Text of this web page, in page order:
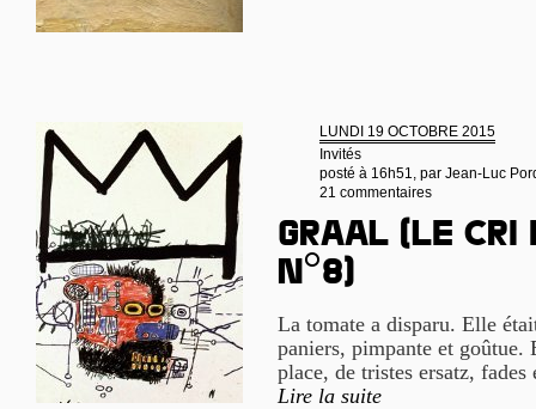
LUNDI 19 OCTOBRE 2015
Invités
posté à 16h51, par Jean-Luc
21 commentaires
Graal (le cri
n°8)
La tomate a disparu. Elle
paniers, pimpante et
place, de tristes ersatz,
Lire la suite